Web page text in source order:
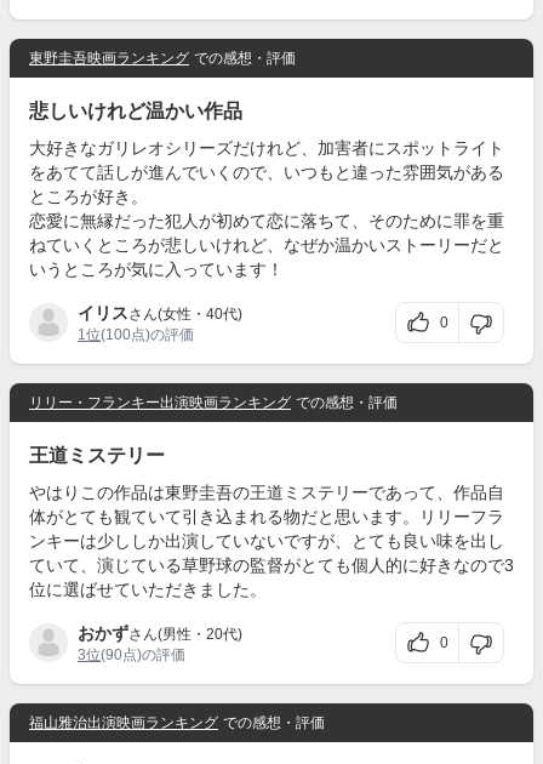
東野圭吾映画ランキング での感想・評価
悲しいけれど温かい作品
大好きなガリレオシリーズだけれど、加害者にスポットライト
をあてて話しが進んでいくので、いつもと違った雰囲気がある
ところが好き。
恋愛に無縁だった犯人が初めて恋に落ちて、そのために罪を重
ねていくところが悲しいけれど、なぜか温かいストーリーだと
いうところが気に入っています！
イリスさん(女性・40代)
1位(100点)の評価
0
リリー・フランキー出演映画ランキング での感想・評価
王道ミステリー
やはりこの作品は東野圭吾の王道ミステリーであって、作品自
体がとても観ていて引き込まれる物だと思います。リリーフラ
ンキーは少ししか出演していないですが、とても良い味を出し
ていて、演じている草野球の監督がとても個人的に好きなので3
位に選ばせていただきました。
おかずさん(男性・20代)
3位(90点)の評価
0
福山雅治出演映画ランキング での感想・評価